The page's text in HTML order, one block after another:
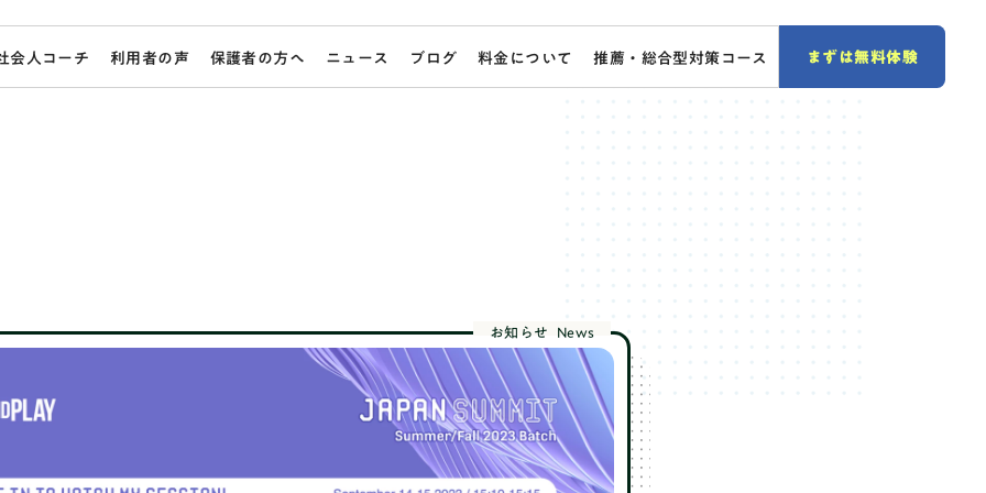
会人コーチ 利用者の声 保護者の方へ ニュース ブログ 料金について 推薦・総合型対策コース まずは無料体験
お知らせ News